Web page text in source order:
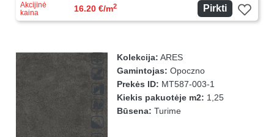
Akcijinė
kaina
16.20 €/m2 Pirkti
Kolekcija: ARES
Gamintojas: Opoczno
Prekės ID: MT587-003-1
Kiekis pakuotėje m2: 1,25
Būsena: Turime